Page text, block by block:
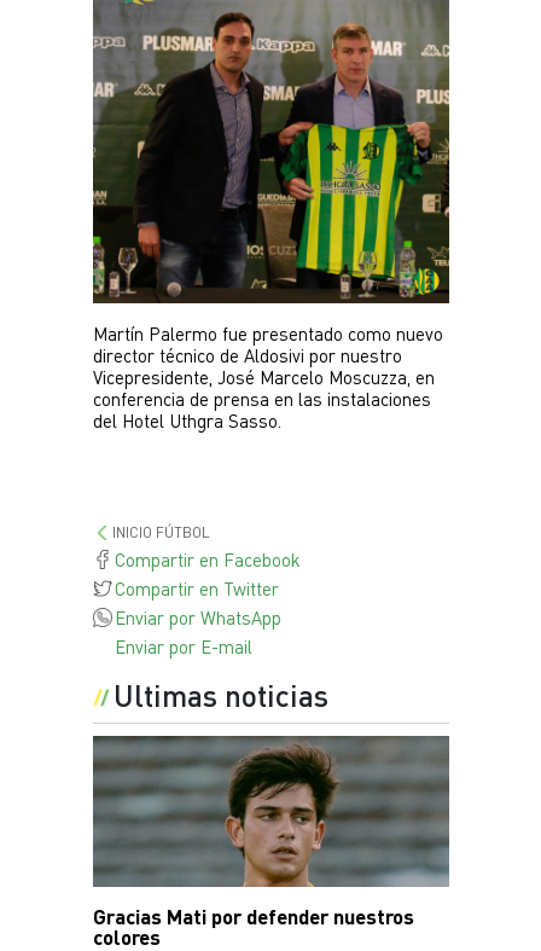
Plantel
Escuela de fútbol
JUVENIL
Noticias
INFANTILES
Noticias
Martín Palermo fue presentado como nuevo
director técnico de Aldosivi por nuestro
Vicepresidente, José Marcelo Moscuzza, en
conferencia de prensa en las instalaciones
del Hotel Uthgra Sasso.
INICIO FÚTBOL
Compartir en Facebook
Compartir en Twitter
Enviar por WhatsApp
Enviar por E-mail
Ultimas noticias
Gracias Mati por defender nuestros
colores